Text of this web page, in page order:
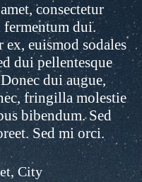
consectetur
dui.
euismod sodales
dui pellentesque
dui augue,
fringilla molestie
bibendum. Sed
Sed mi orci.
City